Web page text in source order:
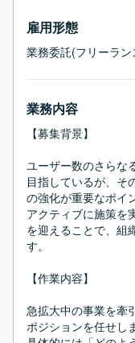
雇用形態
業務委託(フリーラン
業務内容
【募集背景】
ユーザー数のさらな
目指しているが、そ
の強化が重要なポイ
アクティブに施策を
を迎えることで、組
す。
【作業内容】
急拡大中の事業を牽
ポジションを任せし